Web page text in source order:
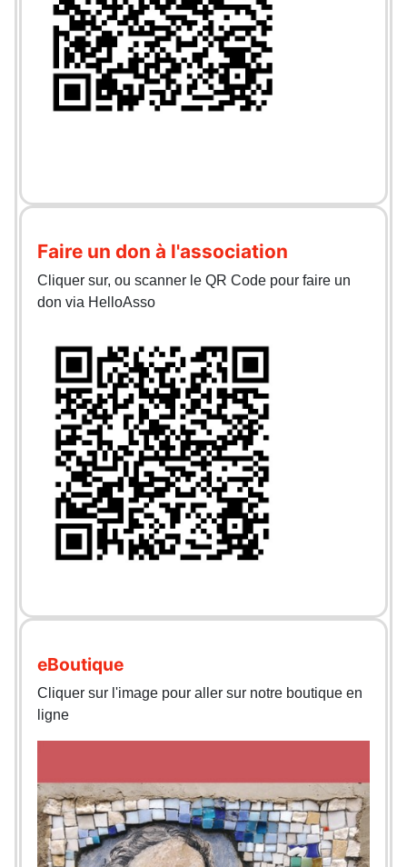
Faire un don à l'association
Cliquer sur, ou scanner le QR Code pour faire un
don via HelloAsso
eBoutique
Cliquer sur l'image pour aller sur notre boutique en
ligne